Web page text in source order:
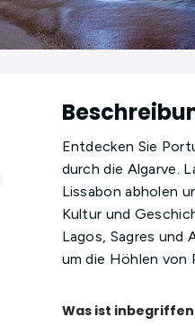
Entdecken Sie
durch die Algarve.
Lissabon abholen
Kultur und
Lagos, Sagres und
um die Höhlen von
Was ist inbegriffen